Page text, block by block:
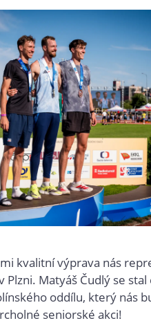
kvalitní výprava nás
Plzni. Matyáš Čudlý se
oddílu, který nás
seniorské akci!